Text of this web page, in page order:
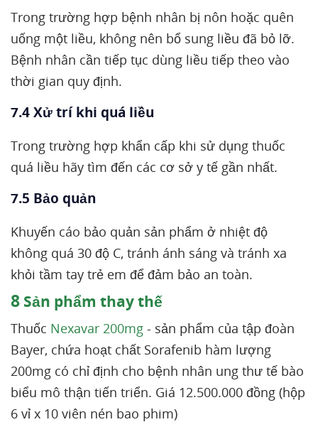
Trong trường hợp bệnh nhân bị nôn hoặc quên
uống một liều, không nên bổ sung liều đã bỏ lỡ.
Bệnh nhân cần tiếp tục dùng liều tiếp theo vào
thời gian quy định.
7.4 Xử trí khi quá liều
Trong trường hợp khẩn cấp khi sử dụng thuốc
quá liều hãy tìm đến các cơ sở y tế gần nhất.
7.5 Bảo quản
Khuyến cáo bảo quản sản phẩm ở nhiệt độ
không quá 30 độ C, tránh ánh sáng và tránh xa
khỏi tầm tay trẻ em để đảm bảo an toàn.
8 Sản phẩm thay thế
Thuốc Nexavar 200mg - sản phẩm của tập đoàn
Bayer, chứa hoạt chất Sorafenib hàm lượng
200mg có chỉ định cho bệnh nhân ung thư tế bào
biểu mô thận tiến triển. Giá 12.500.000 đồng (hộp
6 vỉ x 10 viên nén bao phim)